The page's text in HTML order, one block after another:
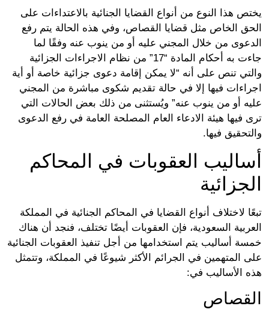
هذا النوع من أنواع القضايا الجنائية بالاعتداءات على
الخاص مثل قضايا القصاص، وفي هذه الحالة يتم رفع
من خلال المجني عليه أو من ينوب عنه وفقًا لما
جاءت به أحكام المادة “17” من نظام الاجراءات الجزائية
تنص على أنه “لا يمكن إقامة دعوى جزائية خاصة أو أية
فيها إلا في حالة تقديم شكوى مباشرة من المجني
أو من ينوب عنه” ويُستثنى من ذلك بعض الحالات التي
فيها هيئة الادعاء العام المصلحة العامة في رفع الدعوى
فيها.
العقوبات في المحاكم
لاختلاف أنواع القضايا في المحاكم الجنائية في المملكة
السعودية، فإن العقوبات أيضًا تختلف، فنجد أن هناك
أساليب يتم استخدامها من أجل تنفيذ العقوبات الجنائية
المتهمين في الجرائم الأكثر شيوعًا في المملكة، وتتمثل
الأساليب في: